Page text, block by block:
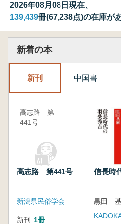
2026年08月08日現在、
139,439冊(67,238点)の在庫が
新着の本
新刊 中国書
高志路 第
441号
高志路 第441号
新潟県民俗学会
新刊 1冊
信長時
黒田